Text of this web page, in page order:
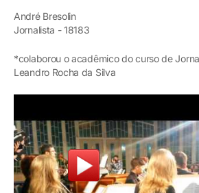
André Bresolin
Jornalista - 18183
*colaborou o acadêmico do curso de
Leandro Rocha da Silva